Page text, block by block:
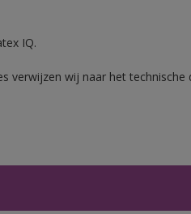
IQ.
verwijzen wij naar het